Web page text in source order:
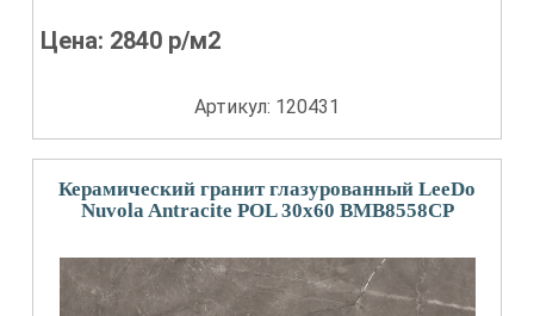
Цена: 2840 р/м2
Артикул: 120431
Керамический гранит глазурованный LeeDo
Nuvola Antracite POL 30x60 BMB8558CP